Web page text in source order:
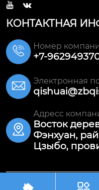
 
КОНТАКТНАЯ
 Номер
+7-
 Электронная

Адресс
Восток
Фэнхуан,
Цзыбо,
Авторское право©ООО